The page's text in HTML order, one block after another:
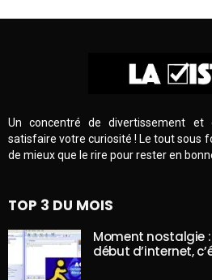
Un concentré de divertissement et
satisfaire votre curiosité ! Le tout sous
de mieux que le rire pour rester en
TOP 3 DU MOIS
Moment nostalgie
début d’internet,